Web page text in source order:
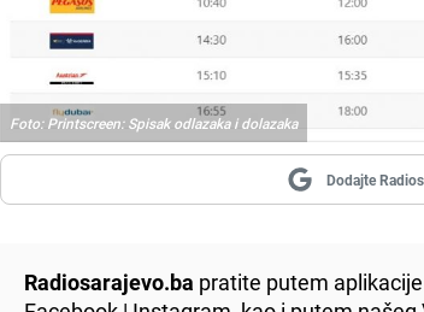
Foto: Printscreen: Spisak odlazaka i dolazaka
Dodajte
Radiosarajevo.ba pratite putem